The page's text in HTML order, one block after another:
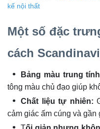
kế nội thất
Một số đặc
cách
Bảng màu trung
tông màu chủ đạo giúp
Chất liệu tự nhiên:
cảm giác ấm cúng và gần